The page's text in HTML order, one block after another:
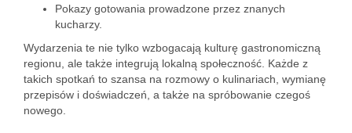
Pokazy gotowania prowadzone przez znanych
kucharzy.
Wydarzenia te nie tylko wzbogacają kulturę gastronomiczną
regionu, ale także integrują lokalną społeczność. Każde z
takich spotkań to szansa na rozmowy o kulinariach, wymianę
przepisów i doświadczeń, a także na spróbowanie czegoś
nowego.